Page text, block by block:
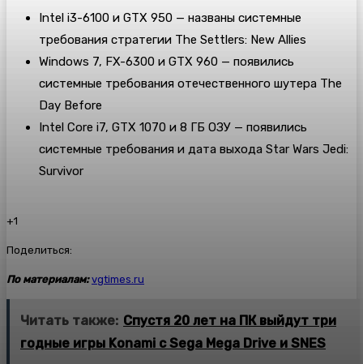
Intel i3-6100 и GTX 950 — названы системные
требования стратегии The Settlers: New Allies
Windows 7, FX-6300 и GTX 960 — появились
системные требования отечественного шутера The
Day Before
Intel Core i7, GTX 1070 и 8 ГБ ОЗУ — появились
системные требования и дата выхода Star Wars Jedi:
Survivor
+1
Поделиться:
По материалам: vgtimes.ru
Читать также: Спустя 20 лет на ПК выйдут три
годные игры Konami с Sega Mega Drive и SNES